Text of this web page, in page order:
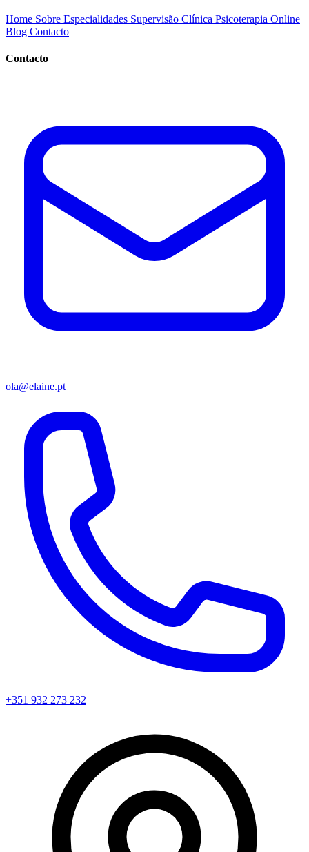
Home Sobre Especialidades Supervisão Clínica Psicoterapia Online
Blog Contacto
Contacto
ola@elaine.pt
+351 932 273 232